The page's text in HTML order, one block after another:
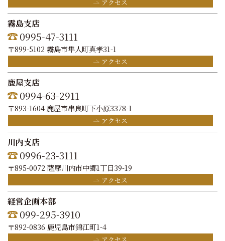
アクセス
霧島支店
0995-47-3111
〒899-5102 霧島市隼人町真孝31-1
アクセス
鹿屋支店
0994-63-2911
〒893-1604 鹿屋市串良町下小原3378-1
アクセス
川内支店
0996-23-3111
〒895-0072 薩摩川内市中郷1丁目39-19
アクセス
経営企画本部
099-295-3910
〒892-0836 鹿児島市錦江町1-4